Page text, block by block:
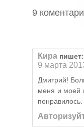
9
Кира пишет:
9 марта
Дмитрий!
меня и моей
понравилось.